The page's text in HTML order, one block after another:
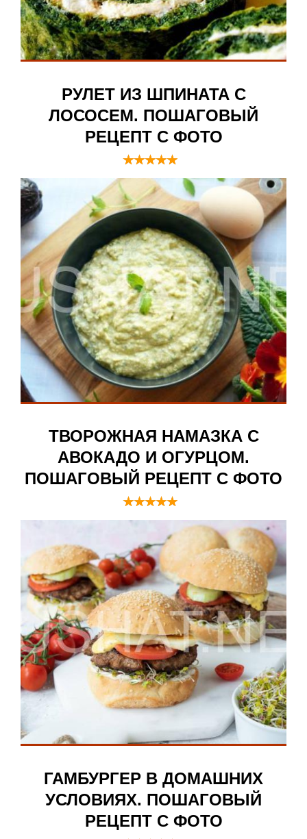
РУЛЕТ ИЗ ШПИНАТА С
ЛОСОСЕМ. ПОШАГОВЫЙ
РЕЦЕПТ С ФОТО
ТВОРОЖНАЯ НАМАЗКА С
АВОКАДО И ОГУРЦОМ.
ПОШАГОВЫЙ РЕЦЕПТ С ФОТО
ГАМБУРГЕР В ДОМАШНИХ
УСЛОВИЯХ. ПОШАГОВЫЙ
РЕЦЕПТ С ФОТО